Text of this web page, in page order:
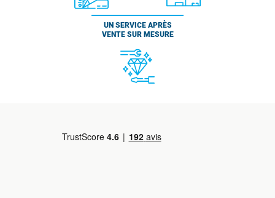
UN SERVICE APRÈS
VENTE SUR MESURE